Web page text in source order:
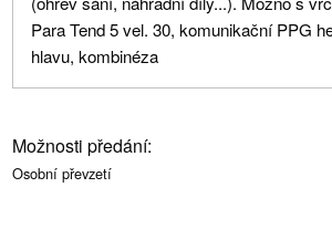
Para Tend 5 vel. 30, komunikační PPG
hlavu, kombinéza
Možnosti předání:
Osobní převzetí